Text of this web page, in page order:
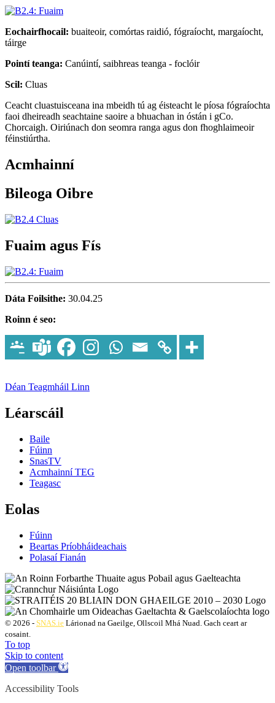
Eochairfhocail: buaiteoir, comórtas raidió, fógraíocht, margaíocht,
táirge
Pointí teanga: Canúintí, saibhreas teanga - foclóir
Scil: Cluas
Ceacht cluastuisceana ina mbeidh tú ag éisteacht le píosa fógraíochta
faoi dheireadh seachtaine saoire a bhuachan in óstán i gCo.
Chorcaigh. Oiriúnach don seomra ranga agus don fhoghlaimeoir
féinstiúrtha.
Acmhainní
Bileoga Oibre
Fuaim agus Fís
Dáta Foilsithe: 30.04.25
Roinn é seo:
Déan Teagmháil Linn
Léarscáil
Baile
Fúinn
SnasTV
Acmhainní TEG
Teagasc
Eolas
Fúinn
Beartas Príobháideachais
Polasaí Fianán
© 2026 - SNAS.ie Lárionad na Gaeilge, Ollscoil Mhá Nuad. Gach ceart ar
cosaint.
To top
Skip to content
Open toolbar
Accessibility Tools